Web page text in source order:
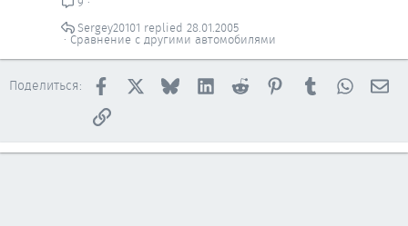
Сравнение с другими автомобилями
28.01.2005
Sergey20101
Поделиться: Facebook BlueskyLinkedInReddit PinterestTumblr
Ссылка